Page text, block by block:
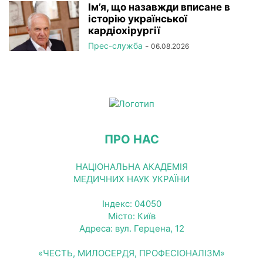
Ім’я, що назавжди вписане в
історію української
кардіохірургії
Прес-служба - 06.08.2026
ПРО НАС
НАЦІОНАЛЬНА АКАДЕМІЯ
МЕДИЧНИХ НАУК УКРАЇНИ
Індекс: 04050
Місто: Київ
Адреса: вул. Герцена, 12
«ЧЕСТЬ, МИЛОСЕРДЯ, ПРОФЕСІОНАЛІЗМ»